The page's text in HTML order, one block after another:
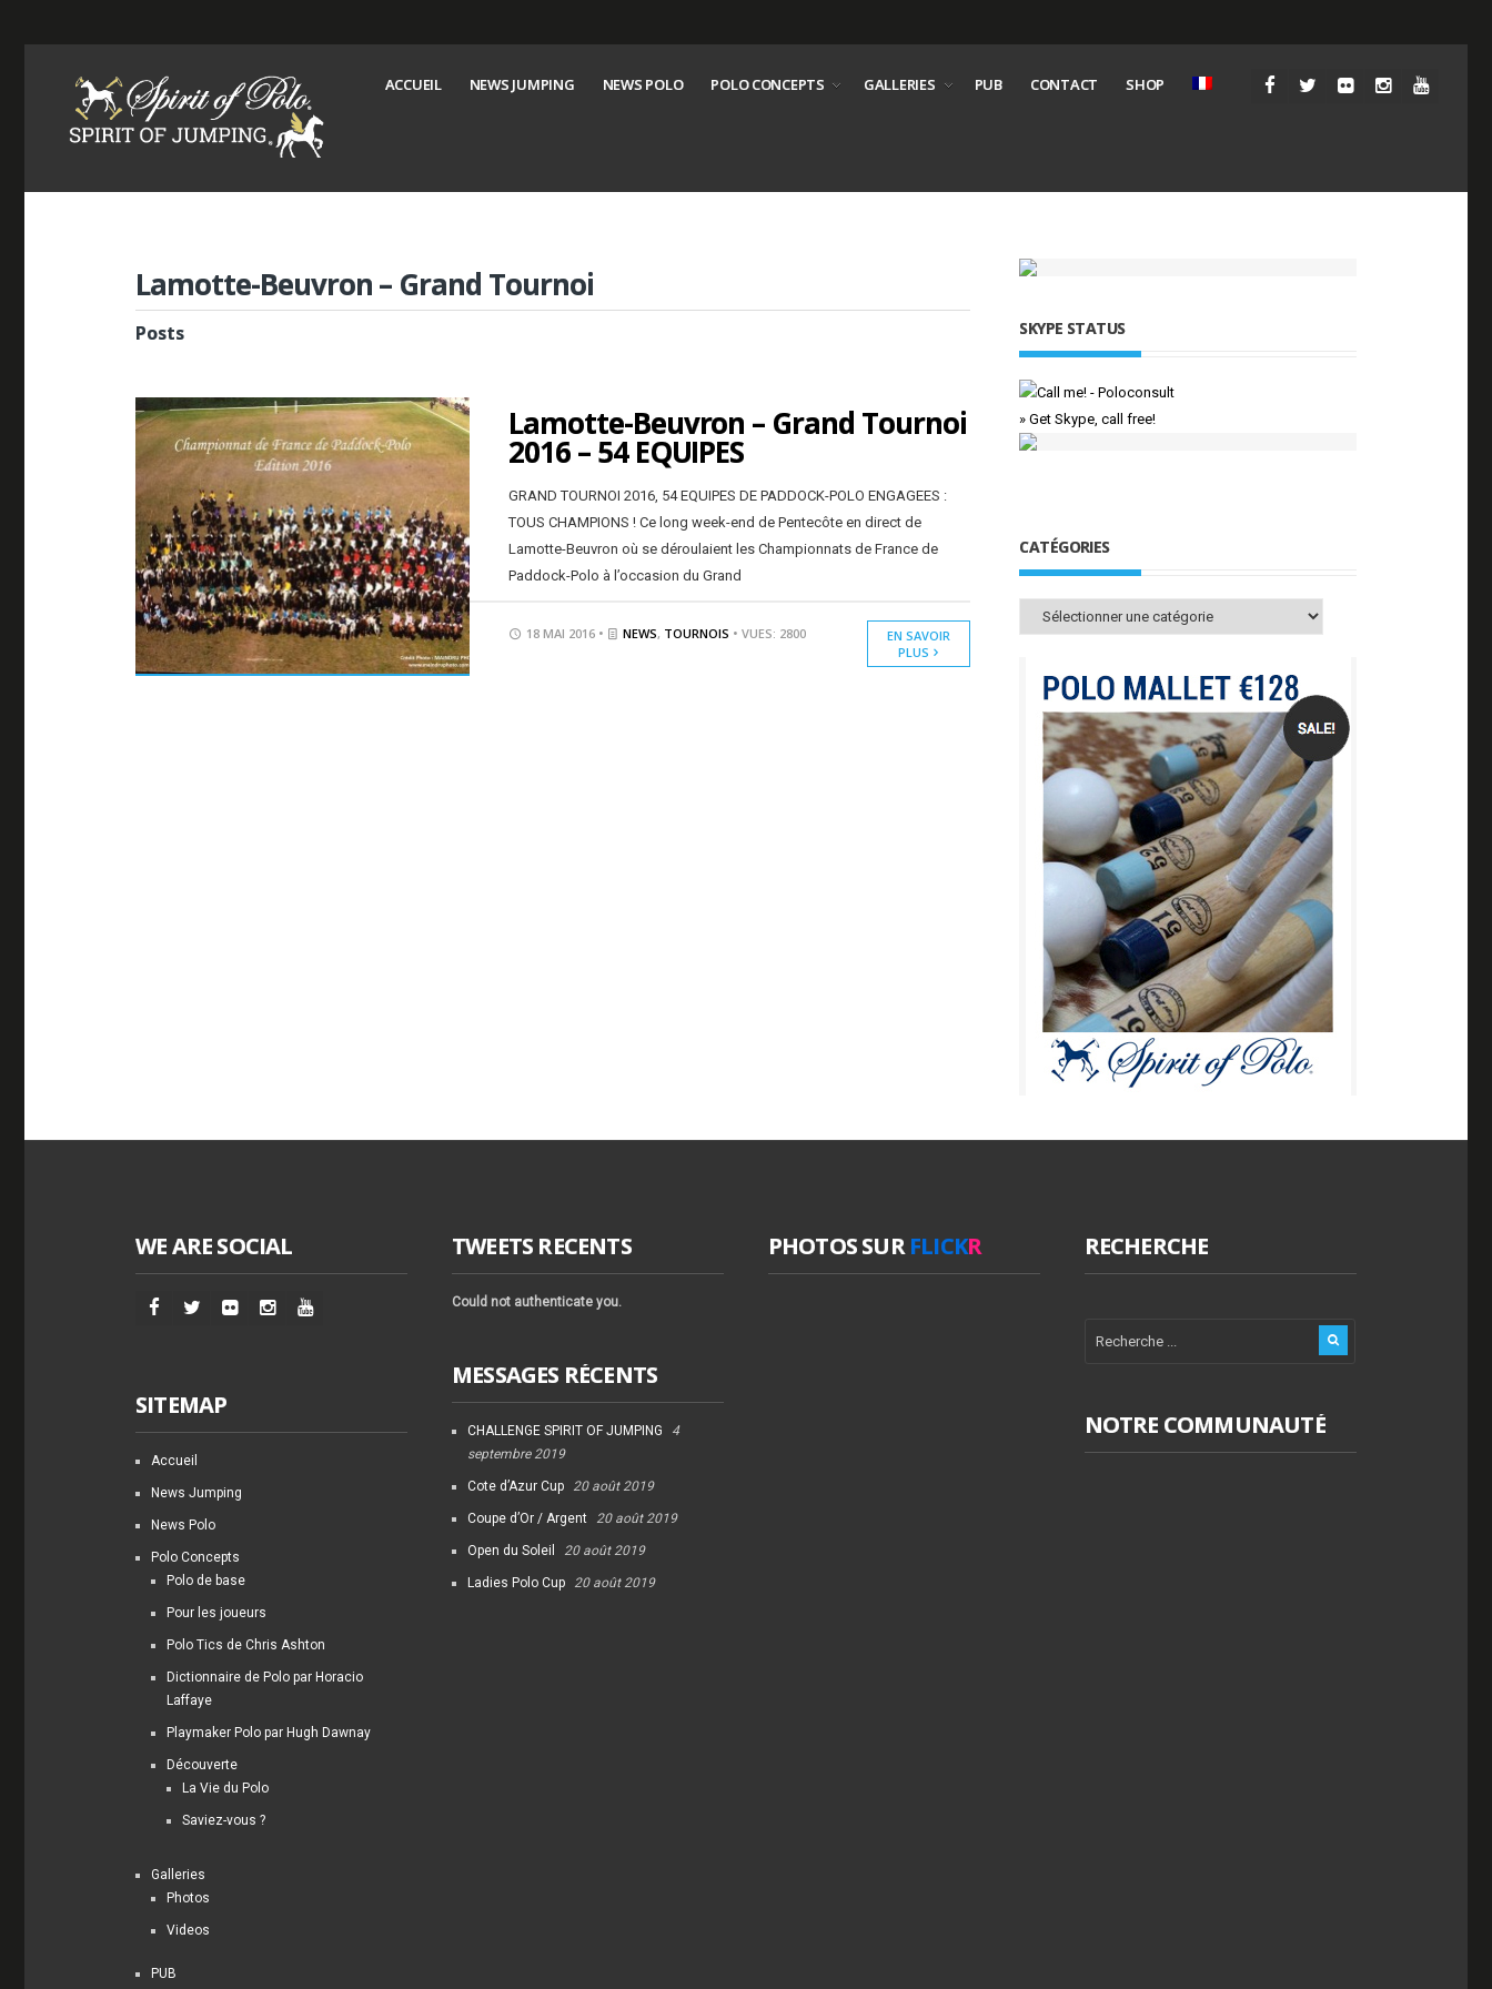
ACCUEIL NEWS JUMPING NEWS POLO POLO CONCEPTS GALLERIES PUB CONTACT SHOP
Lamotte-Beuvron – Grand Tournoi
Posts
Lamotte-Beuvron – Grand Tournoi
2016 – 54 EQUIPES
GRAND TOURNOI 2016, 54 EQUIPES DE PADDOCK-POLO ENGAGEES :
TOUS CHAMPIONS ! Ce long week-end de Pentecôte en direct de
Lamotte-Beuvron où se déroulaient les Championnats de France de
Paddock-Polo à l’occasion du Grand
18 MAI 2016 • NEWS, TOURNOIS • VUES: 2800
EN SAVOIR
PLUS
SKYPE STATUS
» Get Skype, call free!
CATÉGORIES
Catégories
WE ARE SOCIAL
SITEMAP
Accueil
News Jumping
News Polo
Polo Concepts
Polo de base
Pour les joueurs
Polo Tics de Chris Ashton
Dictionnaire de Polo par Horacio
Laffaye
Playmaker Polo par Hugh Dawnay
Découverte
La Vie du Polo
Saviez-vous ?
Galleries
Photos
Videos
PUB
TWEETS RECENTS
Could not authenticate you.
MESSAGES RÉCENTS
CHALLENGE SPIRIT OF JUMPING
4
septembre 2019
Cote d’Azur Cup 20 août 2019
Coupe d’Or / Argent 20 août 2019
Open du Soleil 20 août 2019
Ladies Polo Cup 20 août 2019
PHOTOS SURFLICKR RECHERCHE
NOTRE COMMUNAUTÉ